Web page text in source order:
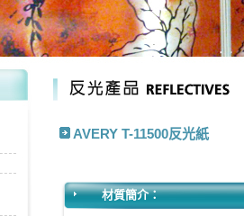
AVERY T-11500反光紙
材質簡介：